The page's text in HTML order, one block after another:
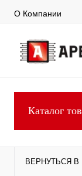
О Компании
Каталог
ВЕРНУТЬСЯ В